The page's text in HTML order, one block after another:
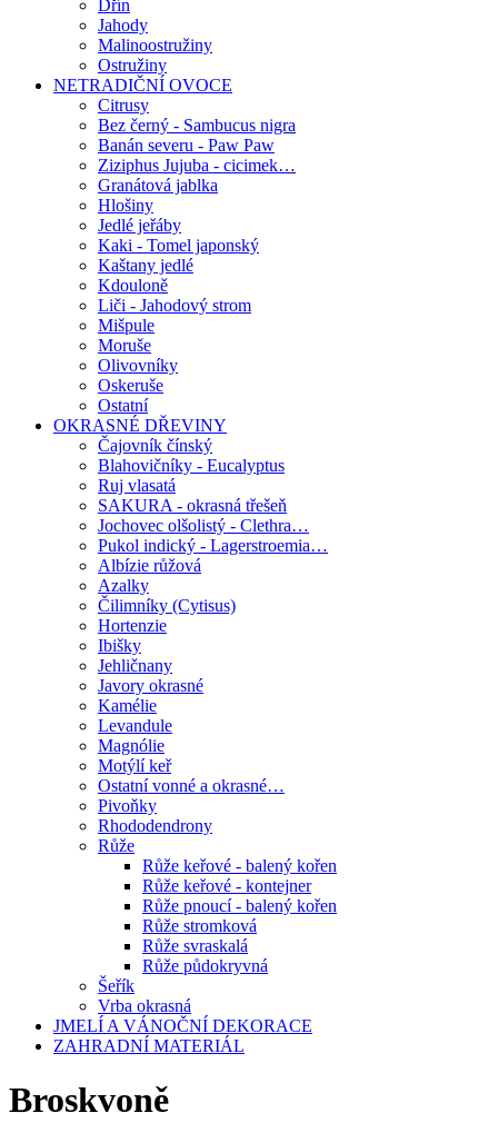
Dřín
Jahody
Malinoostružiny
Ostružiny
NETRADIČNÍ OVOCE
Citrusy
Bez černý - Sambucus nigra
Banán severu - Paw Paw
Ziziphus Jujuba - cicimek…
Granátová jablka
Hlošiny
Jedlé jeřáby
Kaki - Tomel japonský
Kaštany jedlé
Kdouloně
Liči - Jahodový strom
Mišpule
Moruše
Olivovníky
Oskeruše
Ostatní
OKRASNÉ DŘEVINY
Čajovník čínský
Blahovičníky - Eucalyptus
Ruj vlasatá
SAKURA - okrasná třešeň
Jochovec olšolistý - Clethra…
Pukol indický - Lagerstroemia…
Albízie růžová
Azalky
Čilimníky (Cytisus)
Hortenzie
Ibišky
Jehličnany
Javory okrasné
Kamélie
Levandule
Magnólie
Motýlí keř
Ostatní vonné a okrasné…
Pivoňky
Rhododendrony
Růže
Růže keřové - balený kořen
Růže keřové - kontejner
Růže pnoucí - balený kořen
Růže stromková
Růže svraskalá
Růže půdokryvná
Šeřík
Vrba okrasná
JMELÍ A VÁNOČNÍ DEKORACE
ZAHRADNÍ MATERIÁL
Broskvoně